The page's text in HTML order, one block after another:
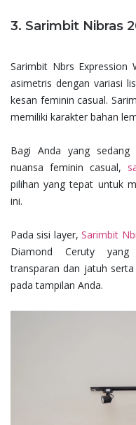
3. Sarimbit Nibras
Sarimbit Nbrs Expression
asimetris dengan variasi
kesan feminin casual.
memiliki karakter bahan
Bagi Anda yang sedang
nuansa feminin casual,
pilihan yang tepat untuk
ini.
Pada sisi layer, Sarimbit
Diamond Ceruty yang
transparan dan jatuh
pada tampilan Anda.